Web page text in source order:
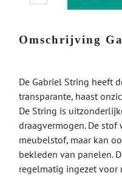
Omschrijving
De Gabriel String heeft
transparante, haast
De String is
draagvermogen. De
meubelstof, maar kan
bekleden van panelen.
regelmatig ingezet